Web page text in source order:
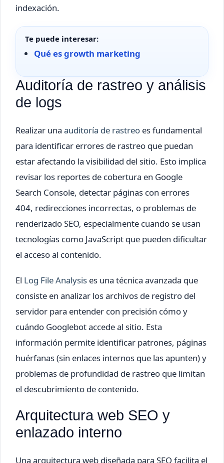
indexación.
Te puede interesar:
Qué es growth marketing
Auditoría de rastreo y análisis
de logs
Realizar una auditoría de rastreo es fundamental
para identificar errores de rastreo que puedan
estar afectando la visibilidad del sitio. Esto implica
revisar los reportes de cobertura en Google
Search Console, detectar páginas con errores
404, redirecciones incorrectas, o problemas de
renderizado SEO, especialmente cuando se usan
tecnologías como JavaScript que pueden dificultar
el acceso al contenido.
El Log File Analysis es una técnica avanzada que
consiste en analizar los archivos de registro del
servidor para entender con precisión cómo y
cuándo Googlebot accede al sitio. Esta
información permite identificar patrones, páginas
huérfanas (sin enlaces internos que las apunten) y
problemas de profundidad de rastreo que limitan
el descubrimiento de contenido.
Arquitectura web SEO y
enlazado interno
Una arquitectura web diseñada para SEO facilita el